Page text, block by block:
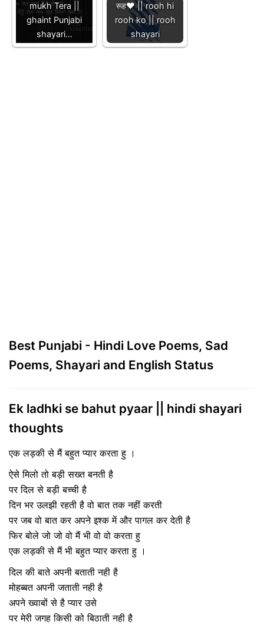
mukh Tera ||
ghaint Punjabi
shayari…
रूह❤️ || rooh hi
rooh ko || rooh
shayari
Best Punjabi - Hindi Love Poems, Sad
Poems, Shayari and English Status
Ek ladhki se bahut pyaar || hindi shayari
thoughts
एक लड़की से मैं बहुत प्यार करता हु ।
ऐसे मिलो तो बड़ी सख्त बनती है
पर दिल से बड़ी बच्ची है
दिन भर उलझी रहती है वो बात तक नहीं करती
पर जब वो बात कर अपने इश्क में और पागल कर देती है
फिर बोले जो जो वो मैं भी वो वो करता हु
एक लड़की से मैं भी बहुत प्यार करता हु ।
दिल की बाते अपनी बताती नही है
मोहब्बत अपनी जताती नही है
अपने ख्वाबों से है प्यार उसे
पर मेरी जगह किसी को बिठाती नही है